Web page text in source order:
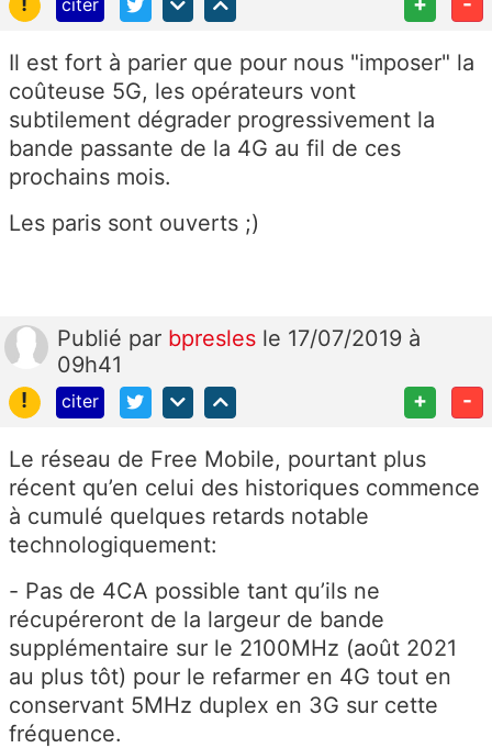
Il est fort à parier que pour nous "imposer" la
coûteuse 5G, les opérateurs vont
subtilement dégrader progressivement la
bande passante de la 4G au fil de ces
prochains mois.
Les paris sont ouverts ;)
Publié par bpresles le 17/07/2019 à
09h41
!
citer + -
Le réseau de Free Mobile, pourtant plus
récent qu’en celui des historiques commence
à cumulé quelques retards notable
technologiquement:
- Pas de 4CA possible tant qu’ils ne
récupéreront de la largeur de bande
supplémentaire sur le 2100MHz (août 2021
au plus tôt) pour le refarmer en 4G tout en
conservant 5MHz duplex en 3G sur cette
fréquence.